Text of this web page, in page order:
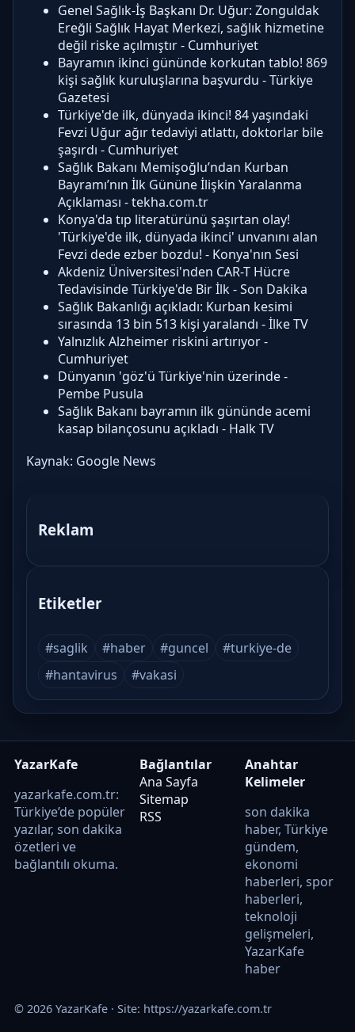
Genel Sağlık-İş Başkanı Dr. Uğur: Zonguldak
Ereğli Sağlık Hayat Merkezi, sağlık hizmetine
değil riske açılmıştır - Cumhuriyet
Bayramın ikinci gününde korkutan tablo! 869
kişi sağlık kuruluşlarına başvurdu - Türkiye
Gazetesi
Türkiye'de ilk, dünyada ikinci! 84 yaşındaki
Fevzi Uğur ağır tedaviyi atlattı, doktorlar bile
şaşırdı - Cumhuriyet
Sağlık Bakanı Memişoğlu’ndan Kurban
Bayramı’nın İlk Gününe İlişkin Yaralanma
Açıklaması - tekha.com.tr
Konya'da tıp literatürünü şaşırtan olay!
'Türkiye'de ilk, dünyada ikinci' unvanını alan
Fevzi dede ezber bozdu! - Konya'nın Sesi
Akdeniz Üniversitesi'nden CAR-T Hücre
Tedavisinde Türkiye'de Bir İlk - Son Dakika
Sağlık Bakanlığı açıkladı: Kurban kesimi
sırasında 13 bin 513 kişi yaralandı - İlke TV
Yalnızlık Alzheimer riskini artırıyor -
Cumhuriyet
Dünyanın 'göz'ü Türkiye'nin üzerinde -
Pembe Pusula
Sağlık Bakanı bayramın ilk gününde acemi
kasap bilançosunu açıkladı - Halk TV
Kaynak: Google News
Reklam
Etiketler
#saglik #haber #guncel
#turkiye-de
#hantavirus
#vakasi
YazarKafe
yazarkafe.com.tr:
Türkiye’de popüler
yazılar, son dakika
özetleri ve
bağlantılı okuma.
Bağlantılar
Ana Sayfa
Sitemap
RSS
Anahtar
Kelimeler
son dakika
haber, Türkiye
gündem,
ekonomi
haberleri, spor
haberleri,
teknoloji
gelişmeleri,
YazarKafe
haber
© 2026 YazarKafe · Site: https://yazarkafe.com.tr